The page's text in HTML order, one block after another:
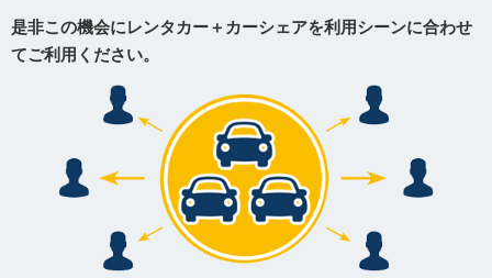
是非この機会にレンタカー＋カーシェアを利用シーンに合わせ
てご利用ください。